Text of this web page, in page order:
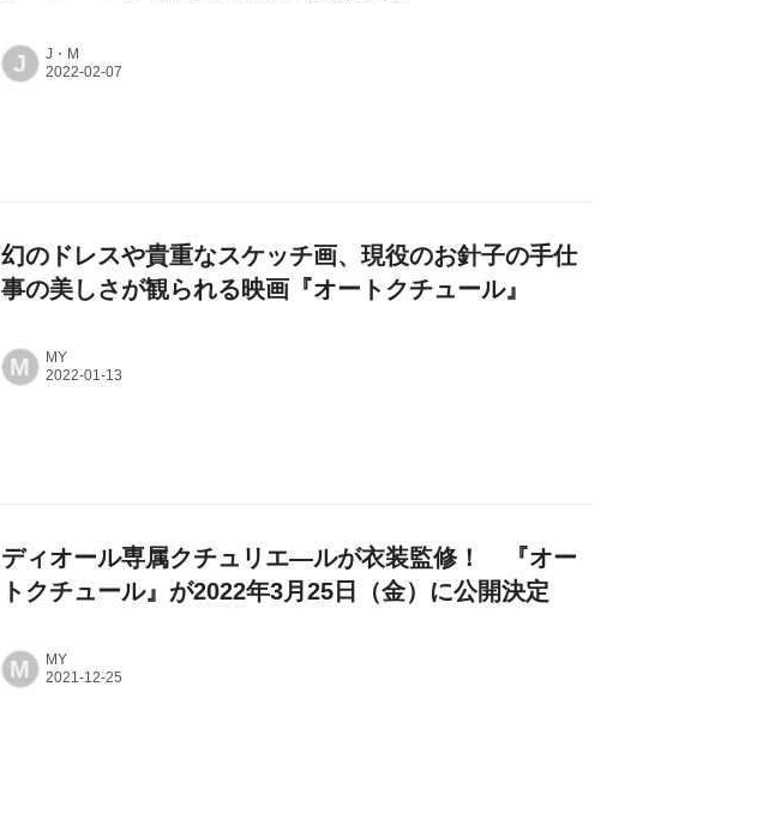
J J・M
幻のドレスや貴重なスケッチ画、現役のお針子の手仕
事の美しさが観られる映画『オートクチュール』
M MY
ディオール専属クチュリエ―ルが衣装監修！ 『オー
トクチュール』が2022年3月25日（金）に公開決定
M MY